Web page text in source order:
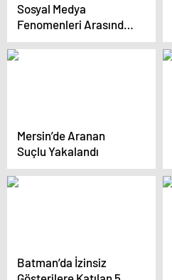
Sosyal Medya
Fenomenleri Arasında
Silahlı Kavga
Mersin’de Aranan
Suçlu Yakalandı
Batman’da İzinsiz